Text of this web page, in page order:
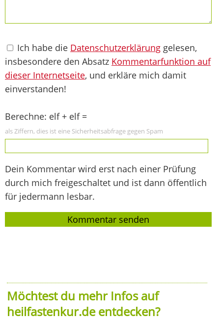
Ich habe die Datenschutzerklärung gelesen,
insbesondere den Absatz Kommentarfunktion auf
dieser Internetseite, und erkläre mich damit
einverstanden!
Berechne: elf + elf =
als Ziffern, dies ist eine Sicherheitsabfrage gegen Spam
Dein Kommentar wird erst nach einer Prüfung
durch mich freigeschaltet und ist dann öffentlich
für jedermann lesbar.
Möchtest du mehr Infos auf
heilfastenkur.de entdecken?